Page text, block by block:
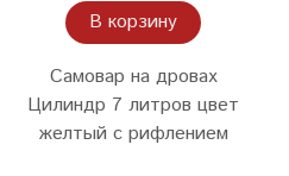
В корзину
Самовар на дровах
Цилиндр 7 литров цвет
желтый с рифлением